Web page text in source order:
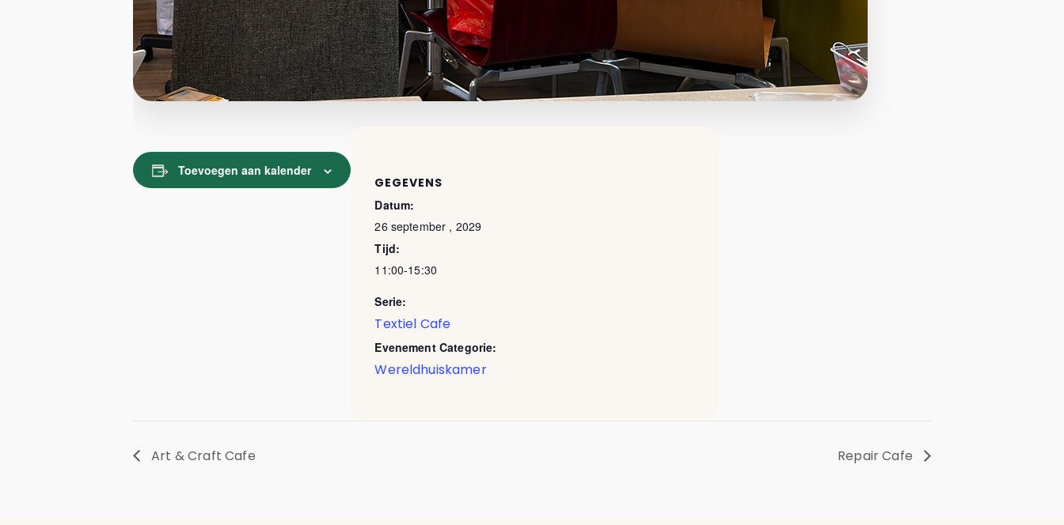
Toevoegen aan kalender
GEGEVENS
Datum:
26 september , 2029
Tijd:
11:00-15:30
Serie:
Textiel Cafe
Evenement Categorie:
Wereldhuiskamer
Art & Craft Cafe Repair Cafe